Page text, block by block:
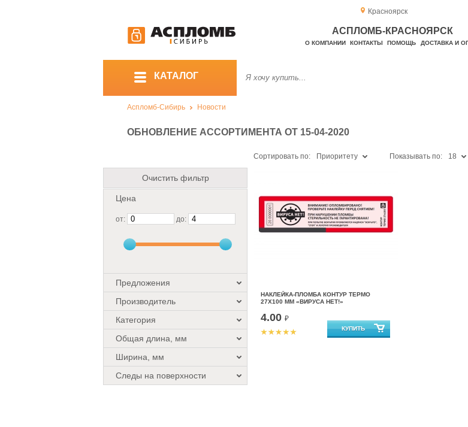
Красноярск
АСПЛОМБ-КРАСНОЯРСК
О КОМПАНИИ КОНТАКТЫ ПОМОЩЬ ДОСТАВКА И
КАТАЛОГ
Аспломб-Сибирь Новости
ОБНОВЛЕНИЕ АССОРТИМЕНТА ОТ 15-04-2020
Очистить фильтр
Цена
от: до:
Предложения
Производитель
Категория
Общая длина, мм
Ширина, мм
Следы на поверхности
Сортировать по: Приоритету Показывать по: 18
НАКЛЕЙКА-ПЛОМБА КОНТУР ТЕРМО
27Х100 ММ «ВИРУСА НЕТ!»
4.00 ₽